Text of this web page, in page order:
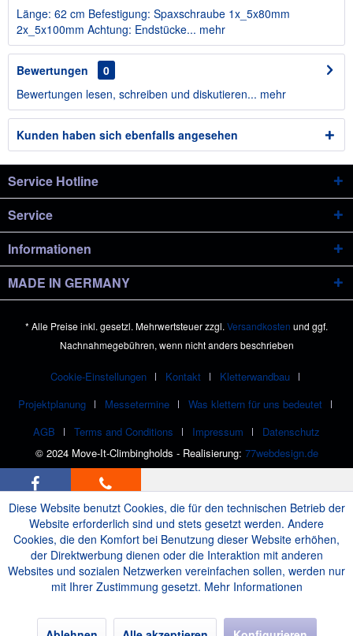
Länge: 62 cm Befestigung: Spaxschraube 1x_5x80mm
2x_5x100mm Achtung: Endstücke... mehr
Bewertungen
0
Bewertungen lesen, schreiben und diskutieren... mehr
Kunden haben sich ebenfalls angesehen
Service Hotline
Service
Informationen
MADE IN GERMANY
* Alle Preise inkl. gesetzl. Mehrwertsteuer zzgl. Versandkosten und ggf.
Nachnahmegebühren, wenn nicht anders beschrieben
Cookie-Einstellungen Kontakt
Kletterwandbau
Projektplanung
Messetermine
Was klettern für uns bedeutet
AGB
Terms and Conditions Impressum
Datenschutz
© 2024 Move-It-Climbingholds - Realisierung: 77webdesign.de
Diese Website benutzt Cookies, die für den technischen Betrieb der
Website erforderlich sind und stets gesetzt werden. Andere
Cookies, die den Komfort bei Benutzung dieser Website erhöhen,
der Direktwerbung dienen oder die Interaktion mit anderen
Websites und sozialen Netzwerken vereinfachen sollen, werden nur
mit Ihrer Zustimmung gesetzt. Mehr Informationen